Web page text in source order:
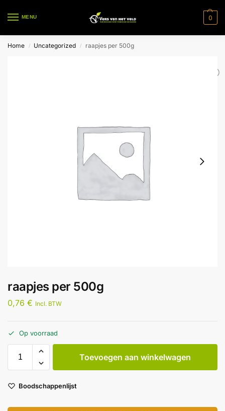
MENU 0
Home / Uncategorized / raapjes per 500g
raapjes per 500g
0,76 € Incl. BTW
Op voorraad
Toevoegen aan winkelwagen
Boodschappenlijst